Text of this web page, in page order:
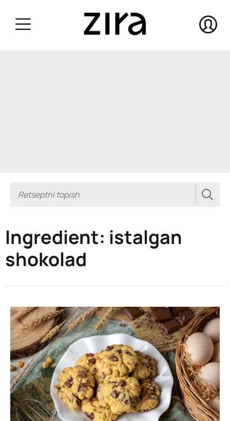
Ingredient: istalgan
shokolad